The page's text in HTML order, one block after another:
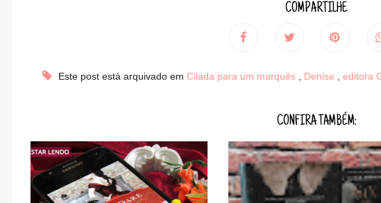
COMPARTILHE
Este post está arquivado emCilada para um marquês , Denise ,editora
CONFIRA TAMBÉM: